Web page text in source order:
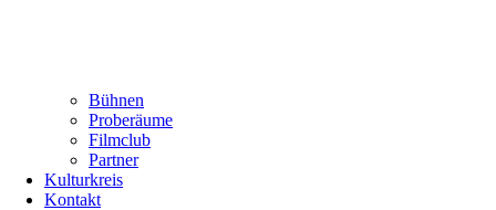
Bühnen
Proberäume
Filmclub
Partner
Kulturkreis
Kontakt